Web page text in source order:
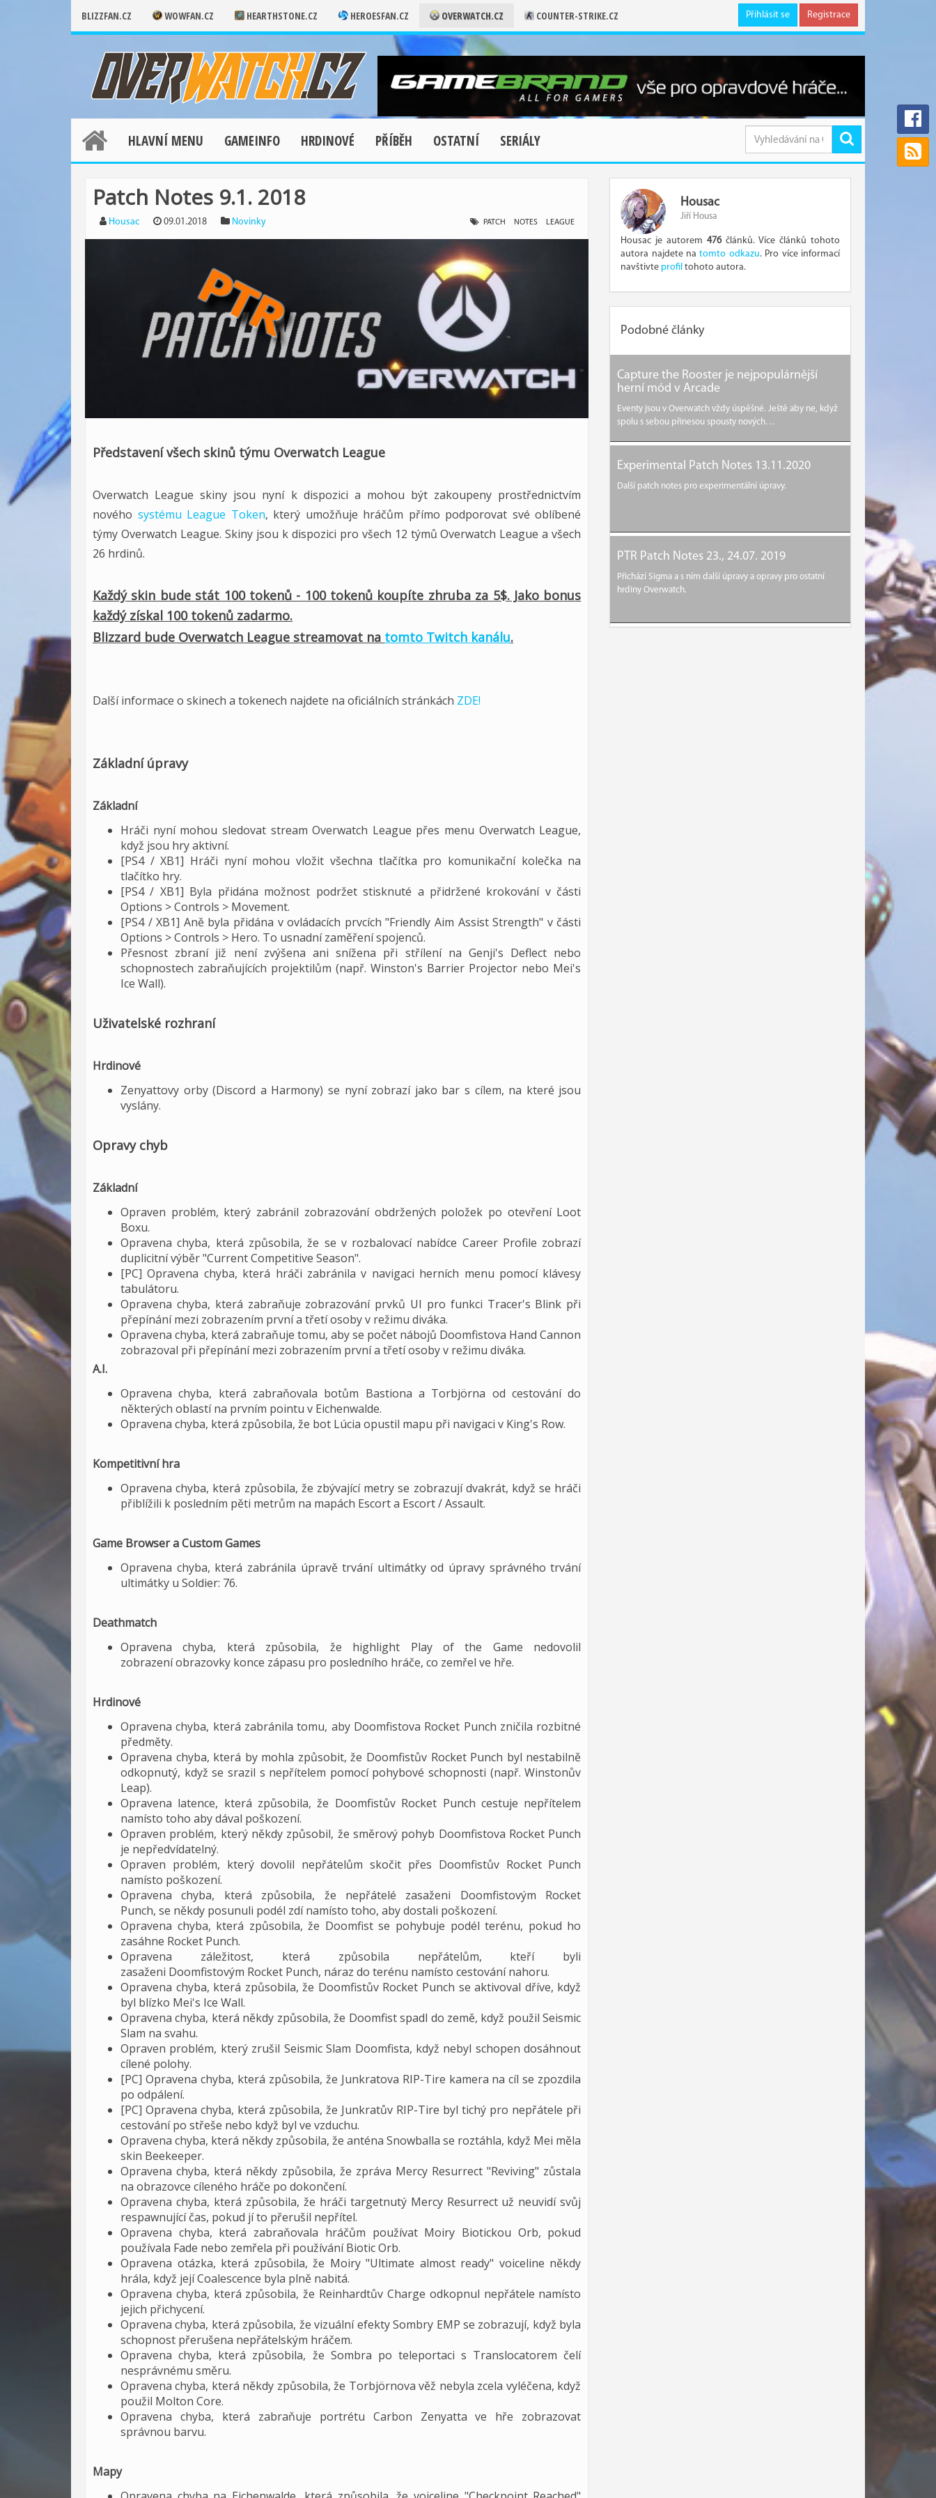
BLIZZFAN.CZ WOWFAN.CZ HEARTHSTONE.CZ HEROESFAN.CZ OVERWATCH.CZ COUNTER-STRIKE.CZ Přihlásit se Registrace
HLAVNÍ MENU GAMEINFO HRDINOVÉ PŘÍBĚH OSTATNÍ SERIÁLY
Patch Notes 9.1. 2018
Housac 09.01.2018 Novinky PATCH NOTES LEAGUE
Představení všech skinů týmu Overwatch League
Overwatch League skiny jsou nyní k dispozici a mohou být zakoupeny prostřednictvím
nového systému League Token, který umožňuje hráčům přímo podporovat své oblíbené
týmy Overwatch League. Skiny jsou k dispozici pro všech 12 týmů Overwatch League a všech
26 hrdinů.
Každý skin bude stát 100 tokenů - 100 tokenů koupíte zhruba za 5$. Jako bonus
každý získal 100 tokenů zadarmo.
Blizzard bude Overwatch League streamovat na tomto Twitch kanálu.
Další informace o skinech a tokenech najdete na oficiálních stránkách ZDE!
Základní úpravy
Základní
Hráči nyní mohou sledovat stream Overwatch League přes menu Overwatch League,
když jsou hry aktivní.
[PS4 / XB1] Hráči nyní mohou vložit všechna tlačítka pro komunikační kolečka na
tlačítko hry.
[PS4 / XB1] Byla přidána možnost podržet stisknuté a přidržené krokování v části
Options > Controls > Movement.
[PS4 / XB1] Aně byla přidána v ovládacích prvcích "Friendly Aim Assist Strength" v části
Options > Controls > Hero. To usnadní zaměření spojenců.
Přesnost zbraní již není zvýšena ani snížena při střílení na Genji's Deflect nebo
schopnostech zabraňujících projektilům (např. Winston's Barrier Projector nebo Mei's
Ice Wall).
Uživatelské rozhraní
Hrdinové
Zenyattovy orby (Discord a Harmony) se nyní zobrazí jako bar s cílem, na které jsou
vyslány.
Opravy chyb
Základní
Opraven problém, který zabránil zobrazování obdržených položek po otevření Loot
Boxu.
Opravena chyba, která způsobila, že se v rozbalovací nabídce Career Profile zobrazí
duplicitní výběr "Current Competitive Season".
[PC] Opravena chyba, která hráči zabránila v navigaci herních menu pomocí klávesy
tabulátoru.
Opravena chyba, která zabraňuje zobrazování prvků UI pro funkci Tracer's Blink při
přepínání mezi zobrazením první a třetí osoby v režimu diváka.
Opravena chyba, která zabraňuje tomu, aby se počet nábojů Doomfistova Hand Cannon
zobrazoval při přepínání mezi zobrazením první a třetí osoby v režimu diváka.
A.I.
Opravena chyba, která zabraňovala botům Bastiona a Torbjörna od cestování do
některých oblastí na prvním pointu v Eichenwalde.
Opravena chyba, která způsobila, že bot Lúcia opustil mapu při navigaci v King's Row.
Kompetitivní hra
Opravena chyba, která způsobila, že zbývající metry se zobrazují dvakrát, když se hráči
přiblížili k posledním pěti metrům na mapách Escort a Escort / Assault.
Game Browser a Custom Games
Opravena chyba, která zabránila úpravě trvání ultimátky od úpravy správného trvání
ultimátky u Soldier: 76.
Deathmatch
Opravena chyba, která způsobila, že highlight Play of the Game nedovolil
zobrazení obrazovky konce zápasu pro posledního hráče, co zemřel ve hře.
Hrdinové
Opravena chyba, která zabránila tomu, aby Doomfistova Rocket Punch zničila rozbitné
předměty.
Opravena chyba, která by mohla způsobit, že Doomfistův Rocket Punch byl nestabilně
odkopnutý, když se srazil s nepřítelem pomocí pohybové schopnosti (např. Winstonův
Leap).
Opravena latence, která způsobila, že Doomfistův Rocket Punch cestuje nepřítelem
namísto toho aby dával poškození.
Opraven problém, který někdy způsobil, že směrový pohyb Doomfistova Rocket Punch
je nepředvídatelný.
Opraven problém, který dovolil nepřátelům skočit přes Doomfistův Rocket Punch
namísto poškození.
Opravena chyba, která způsobila, že nepřátelé zasaženi Doomfistovým Rocket
Punch, se někdy posunuli podél zdí namísto toho, aby dostali poškození.
Opravena chyba, která způsobila, že Doomfist se pohybuje podél terénu, pokud ho
zasáhne Rocket Punch.
Opravena záležitost, která způsobila nepřátelům, kteří byli
zasaženi Doomfistovým Rocket Punch, náraz do terénu namísto cestování nahoru.
Opravena chyba, která způsobila, že Doomfistův Rocket Punch se aktivoval dříve, když
byl blízko Mei's Ice Wall.
Opravena chyba, která někdy způsobila, že Doomfist spadl do země, když použil Seismic
Slam na svahu.
Opraven problém, který zrušil Seismic Slam Doomfista, když nebyl schopen dosáhnout
cílené polohy.
[PC] Opravena chyba, která způsobila, že Junkratova RIP-Tire kamera na cíl se zpozdila
po odpálení.
[PC] Opravena chyba, která způsobila, že Junkratův RIP-Tire byl tichý pro nepřátele při
cestování po střeše nebo když byl ve vzduchu.
Opravena chyba, která někdy způsobila, že anténa Snowballa se roztáhla, když Mei měla
skin Beekeeper.
Opravena chyba, která někdy způsobila, že zpráva Mercy Resurrect "Reviving" zůstala
na obrazovce cíleného hráče po dokončení.
Opravena chyba, která způsobila, že hráči targetnutý Mercy Resurrect už neuvidí svůj
respawnující čas, pokud jí to přerušil nepřítel.
Opravena chyba, která zabraňovala hráčům používat Moiry Biotickou Orb, pokud
používala Fade nebo zemřela při používání Biotic Orb.
Opravena otázka, která způsobila, že Moiry "Ultimate almost ready" voiceline někdy
hrála, když její Coalescence byla plně nabitá.
Opravena chyba, která způsobila, že Reinhardtův Charge odkopnul nepřátele namísto
jejich přichycení.
Opravena chyba, která způsobila, že vizuální efekty Sombry EMP se zobrazují, když byla
schopnost přerušena nepřátelským hráčem.
Opravena chyba, která způsobila, že Sombra po teleportaci s Translocatorem čelí
nesprávnému směru.
Opravena chyba, která někdy způsobila, že Torbjörnova věž nebyla zcela vyléčena, když
použil Molton Core.
Opravena chyba, která zabraňuje portrétu Carbon Zenyatta ve hře zobrazovat
správnou barvu.
Mapy
Housac
Jiří Housa
Housac je autorem476článků. Více článků tohoto
autora najdete natomto odkazu. Pro více informací
navštivte profil tohoto autora.
Podobné články
Capture the Rooster je nejpopulárnější
herní mód v Arcade
Eventy jsou v Overwatch vždy úspěšné. Ještě aby ne, když
spolu s sebou přinesou spousty nových…
Experimental Patch Notes 13.11.2020
Další patch notes pro experimentální úpravy.
PTR Patch Notes 23., 24.07. 2019
Přichází Sigma a s ním další úpravy a opravy pro ostatní
hrdiny Overwatch.